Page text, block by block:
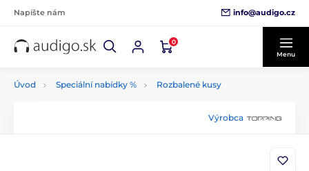
Napíšte nám info@audigo.cz
0
Menu
Úvod Speciální nabídky % Rozbalené kusy
Výrobca